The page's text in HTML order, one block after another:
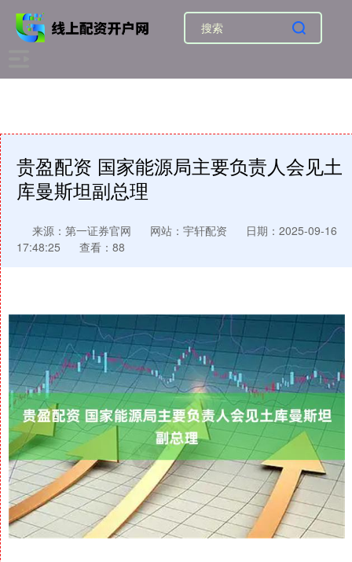
贵盈配资 国家能源局主要负责人会见土
库曼斯坦副总理
来源：第一证券官网 网站：宇轩配资
日期：2025-09-16
17:48:25
查看：88